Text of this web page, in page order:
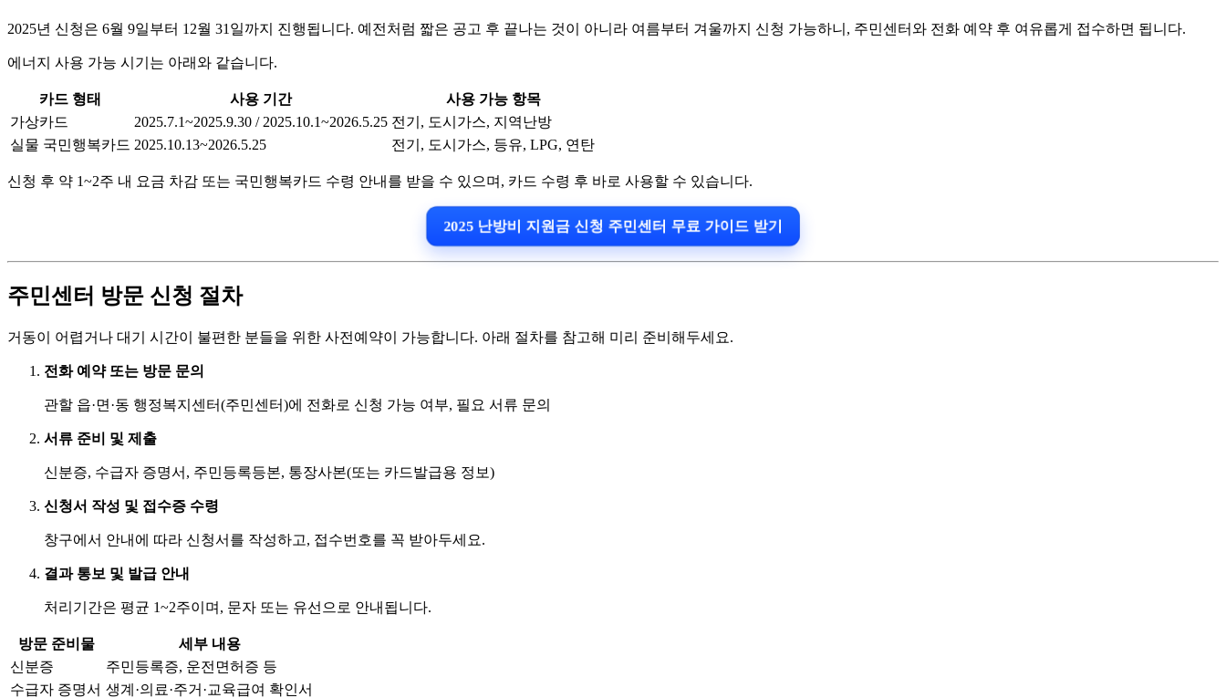
2025년 신청은 6월 9일부터 12월 31일까지 진행됩니다. 예전처럼 짧은 공고 후 끝나는 것이 아니라 여름부터 겨울까지 신청 가능하니, 주민센터와 전화 예약 후 여유롭게 접수하면 됩니다.
에너지 사용 가능 시기는 아래와 같습니다.
카드 형태 사용 기간
사용 가능 항목
가상카드
2025.7.1~2025.9.30 / 2025.10.1~2026.5.25 전기, 도시가스, 지역난방
실물 국민행복카드 2025.10.13~2026.5.25 전기, 도시가스, 등유, LPG, 연탄
신청 후 약 1~2주 내 요금 차감 또는 국민행복카드 수령 안내를 받을 수 있으며, 카드 수령 후 바로 사용할 수 있습니다.
2025 난방비 지원금 신청 주민센터 무료 가이드 받기
주민센터 방문 신청 절차
거동이 어렵거나 대기 시간이 불편한 분들을 위한 사전예약이 가능합니다. 아래 절차를 참고해 미리 준비해두세요.
전화 예약 또는 방문 문의
관할 읍·면·동 행정복지센터(주민센터)에 전화로 신청 가능 여부, 필요 서류 문의
서류 준비 및 제출
신분증, 수급자 증명서, 주민등록등본, 통장사본(또는 카드발급용 정보)
신청서 작성 및 접수증 수령
창구에서 안내에 따라 신청서를 작성하고, 접수번호를 꼭 받아두세요.
결과 통보 및 발급 안내
처리기간은 평균 1~2주이며, 문자 또는 유선으로 안내됩니다.
방문 준비물
세부 내용
신분증
주민등록증, 운전면허증 등
수급자 증명서 생계·의료·주거·교육급여 확인서